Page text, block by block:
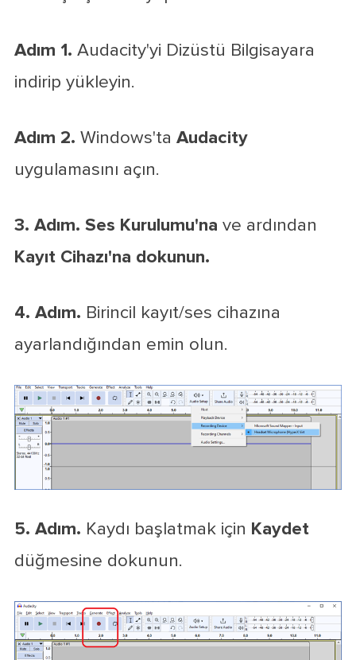
Adım 1. Audacity'yi Dizüstü Bilgisayara
indirip yükleyin.
Adım 2. Windows'ta Audacity
uygulamasını açın.
3. Adım. Ses Kurulumu'na ve ardından
Kayıt Cihazı'na dokunun.
4. Adım. Birincil kayıt/ses cihazına
ayarlandığından emin olun.
5. Adım. Kaydı başlatmak için Kaydet
düğmesine dokunun.